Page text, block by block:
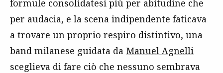
formule consolidatesi più per abitudine che
per audacia, e la scena indipendente faticava
a trovare un proprio respiro distintivo, una
band milanese guidata da Manuel Agnelli
sceglieva di fare ciò che nessuno sembrava